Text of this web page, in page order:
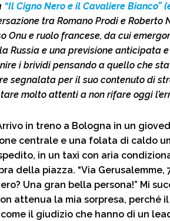
“Il Cigno Nero e il Cavaliere Bianco”
tra Romano Prodi e
Onu e ruolo francese, da cui
Russia e una previsione anticipata
i brividi pensando a quello che
segnalata per il suo contenuto di
molto attenti a non rifare oggi
in treno a Bologna in un
centrale e una folata di caldo
in un taxi con aria
della piazza. “Via Gerusalemme,
Una gran bella persona!” Mi
attenua la mia sorpresa, perché
il giudizio che hanno di un